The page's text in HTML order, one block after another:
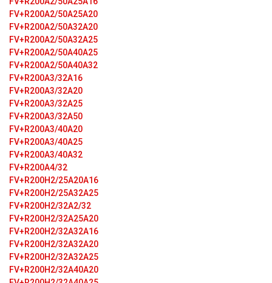
FV+R200A2/50A25A20
FV+R200A2/50A32A20
FV+R200A2/50A32A25
FV+R200A2/50A40A25
FV+R200A2/50A40A32
FV+R200A3/32A16
FV+R200A3/32A20
FV+R200A3/32A25
FV+R200A3/32A50
FV+R200A3/40A20
FV+R200A3/40A25
FV+R200A3/40A32
FV+R200A4/32
FV+R200H2/25A20A16
FV+R200H2/25A32A25
FV+R200H2/32A2/32
FV+R200H2/32A25A20
FV+R200H2/32A32A16
FV+R200H2/32A32A20
FV+R200H2/32A32A25
FV+R200H2/32A40A20